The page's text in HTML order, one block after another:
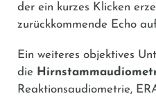
der ein kurzes Klicken
zurückkommende Echo
Ein weiteres objektives
die
Reaktionsaudiometrie,